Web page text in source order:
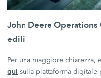
John Deere
edili
Per una maggiore chiarezza,
qui sulla piattaforma digitale